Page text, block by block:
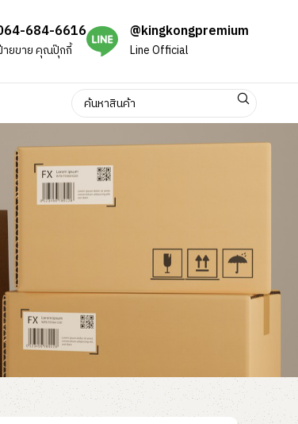
684-6616
ยขาย คุณปุ๊กกี้
@kingkongpremium
Line Official